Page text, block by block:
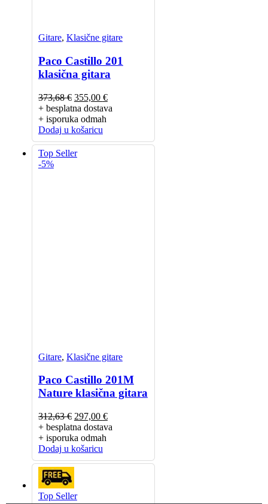
Gitare, Klasične gitare
Paco Castillo 201
klasična gitara
373,68€ Izvorna
cijena
bila
je:
373,68 €.
355,00 €Trenutna
cijena
+ besplatna dostava
+ isporuka odmah
Dodaj u košaricu
Top Seller
-5%
Gitare, Klasične gitare
Paco Castillo 201M
Nature klasična gitara
312,63€ Izvorna
cijena
bila
je:
312,63 €.
297,00 €Trenutna
cijena
+ besplatna dostava
+ isporuka odmah
Dodaj u košaricu
Top Seller